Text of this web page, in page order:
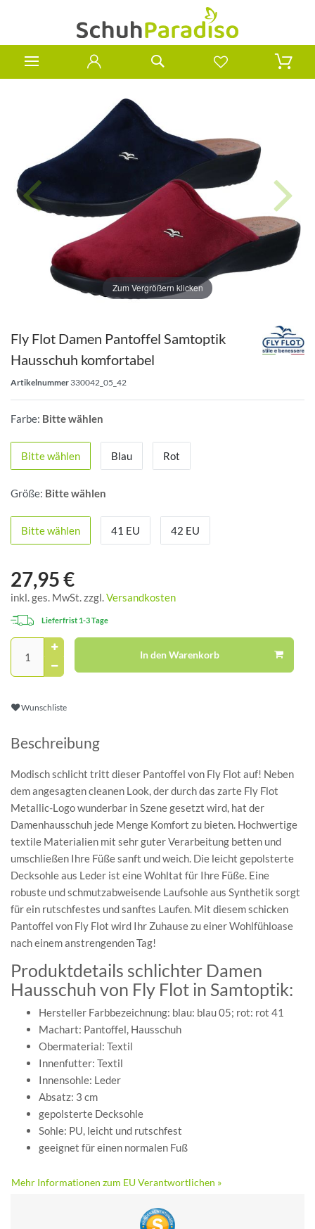
Zum Vergrößern klicken
Fly Flot Damen Pantoffel Samtoptik
Hausschuh komfortabel
Artikelnummer 330042_05_42
Farbe: Bitte wählen
Bitte wählen Blau Rot
Größe: Bitte wählen
Bitte wählen 41 EU 42 EU
27,95 €
inkl. ges. MwSt. zzgl.Versandkosten
Lieferfrist 1-3 Tage
In den Warenkorb
Wunschliste
Beschreibung
Modisch schlicht tritt dieser Pantoffel von Fly Flot auf! Neben
dem angesagten cleanen Look, der durch das zarte Fly Flot
Metallic-Logo wunderbar in Szene gesetzt wird, hat der
Damenhausschuh jede Menge Komfort zu bieten. Hochwertige
textile Materialien mit sehr guter Verarbeitung betten und
umschließen Ihre Füße sanft und weich. Die leicht gepolsterte
Decksohle aus Leder ist eine Wohltat für Ihre Füße. Eine
robuste und schmutzabweisende Laufsohle aus Synthetik sorgt
für ein rutschfestes und sanftes Laufen. Mit diesem schicken
Pantoffel von Fly Flot wird Ihr Zuhause zu einer Wohlfühloase
nach einem anstrengenden Tag!
Produktdetails schlichter Damen
Hausschuh von Fly Flot in Samtoptik:
Hersteller Farbbezeichnung: blau: blau 05; rot: rot 41
Machart: Pantoffel, Hausschuh
Obermaterial: Textil
Innenfutter: Textil
Innensohle: Leder
Absatz: 3 cm
gepolsterte Decksohle
Sohle: PU, leicht und rutschfest
geeignet für einen normalen Fuß
Mehr Informationen zum EU Verantwortlichen »